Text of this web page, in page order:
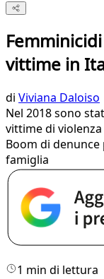
vittime in
di Viviana Daloiso
Nel 2018 sono
vittime di
Boom di
famiglia
1 min di lettura